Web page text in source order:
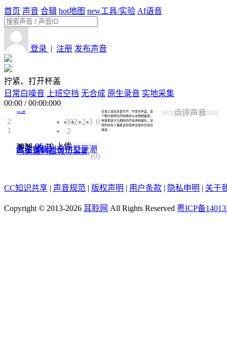
首页 声音 合辑 hot地图 new工具/实验 AI语音
登录 | 注册 发布声音
拧紧、打开杯盖
日常白噪音
上班空挡 无合成 原生录音 实地采集
00:00 /00:00:000
2
1
Miss扬
302 2 3 0
2
2026-06-10上传
类型:生活
浙江省杭州市拱墅区潮
鸣街道利兹城市公寓0.0
(0)
日常上班总反复拧开、拧紧水杯盖，这
个朝夕相伴的声响我却从未细细留意。
特意把这平凡细碎的声音录制留存，没
想到也有人偏爱这份简单治愈的 日常白
噪音。
点评声音
CC知识共享 | 声音规范 | 版权声明 | 用户条款 | 隐私申明 | 关于
Copyright © 2013-2026 耳聆网 All Rights Reserved 粤ICP备